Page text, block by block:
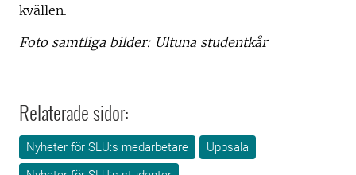
kvällen.
Foto samtliga bilder: Ultuna studentkår
Relaterade sidor:
Nyheter för SLU:s medarbetare
Uppsala